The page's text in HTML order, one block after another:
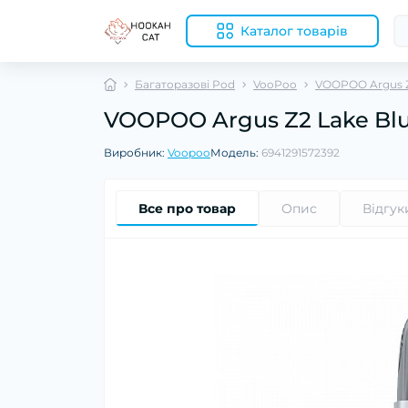
Каталог товарів
Багаторазові Pod VooPoo VOOPOO Argus
VOOPOO Argus Z2 Lake
Виробник: VoopooМодель: 6941291572392
Все про товар Опис